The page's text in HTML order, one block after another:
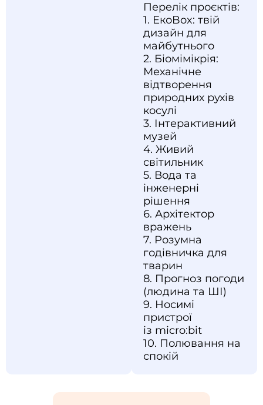
Перелік проєктів:
1. ЕкоBox: твій
дизайн для
майбутнього
2. Біомімікрія:
Механічне
відтворення
природних рухів
косулі
3. Інтерактивний
музей
4. Живий
світильник
5. Вода та
інженерні
рішення
6. Архітектор
вражень
7. Розумна
годівничка для
тварин
8. Прогноз погоди
(людина та ШІ)
9. Носимі
пристрої
із micro:bit
10. Полювання на
спокій